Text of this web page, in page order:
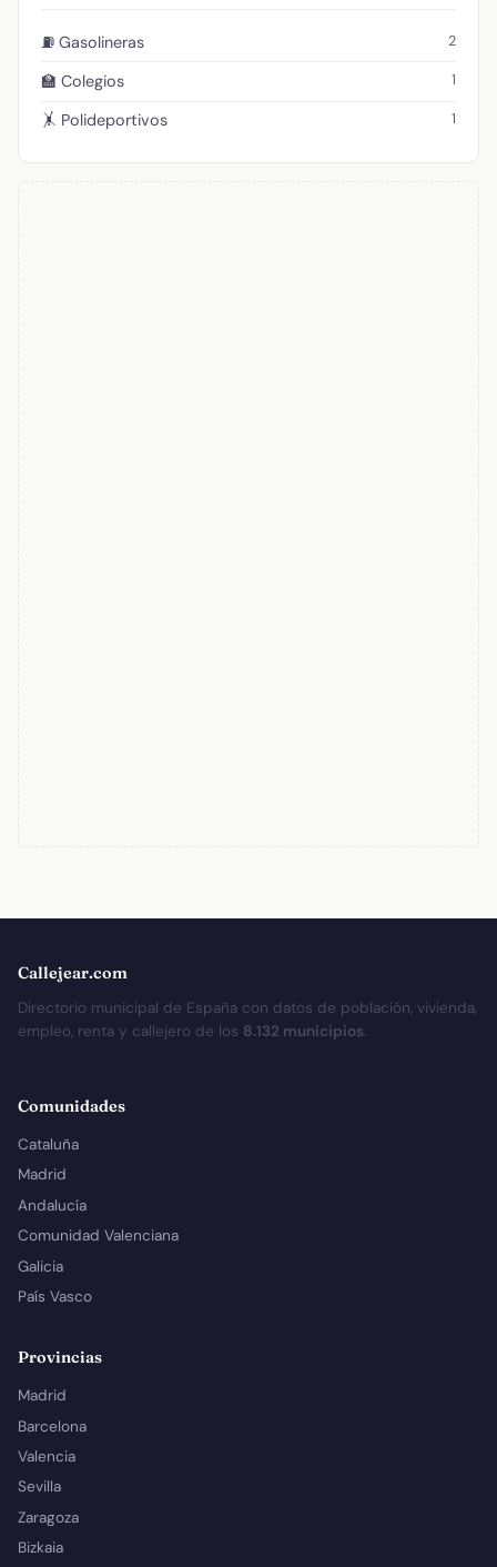
⛽ Gasolineras 2
🏫 Colegios 1
🤸 Polideportivos 1
Callejear.com
Directorio municipal de España con datos de población, vivienda,
empleo, renta y callejero de los 8.132 municipios.
Comunidades
Cataluña
Madrid
Andalucía
Comunidad Valenciana
Galicia
País Vasco
Provincias
Madrid
Barcelona
Valencia
Sevilla
Zaragoza
Bizkaia